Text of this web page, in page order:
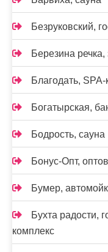
Безруковский,
Березина
Благодать, SPA-
Богатырская,
Бодрость, сауна
Бонус-Опт,
Бумер,
Бухта радости,
комплекс